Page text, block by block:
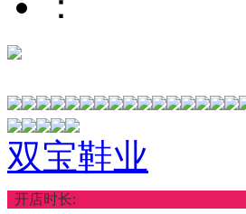
双宝鞋业
开店时长: